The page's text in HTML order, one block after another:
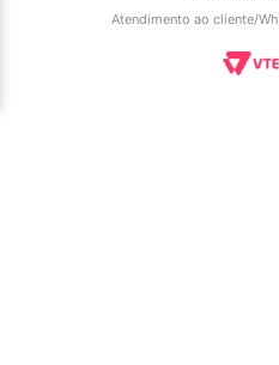
Atendimento ao cliente/